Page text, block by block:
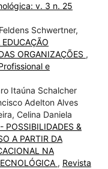
v. 3 n. 25
Schwertner,
ORGANIZAÇÕES ,
e
Itaúna Schalcher
Adelton Alves
Celina Daniela
POSSIBILIDADES &
A PARTIR DA
NA
, Revista